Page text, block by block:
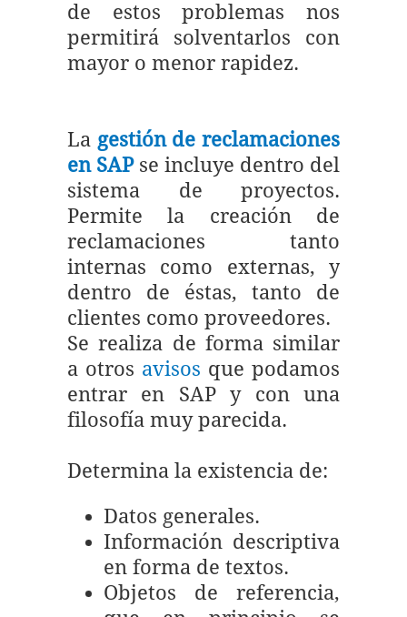
de estos problemas nos
permitirá solventarlos con
mayor o menor rapidez.
La gestión de reclamaciones
en SAPse incluye dentro del
sistema de proyectos.
Permite la creación de
reclamaciones tanto
internas como externas, y
dentro de éstas, tanto de
clientes como proveedores.
Se realiza de forma similar
a otros avisos que podamos
entrar en SAP y con una
filosofía muy parecida.
Determina la existencia de:
Datos generales.
Información descriptiva
en forma de textos.
Objetos de referencia,